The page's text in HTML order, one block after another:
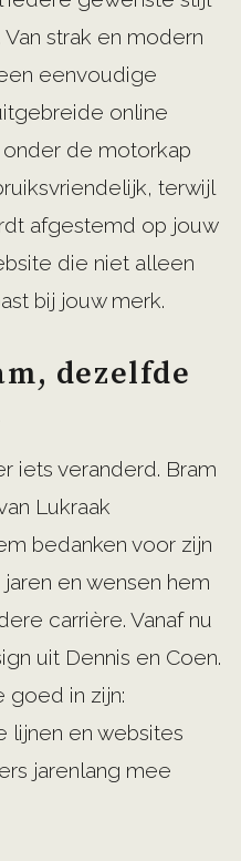
strak en modern
eenvoudige
online
de motorkap
terwijl
afgestemd op jouw
die niet alleen
bij jouw merk.
dezelfde
iets veranderd. Bram
Lukraak
bedanken voor zijn
en wensen hem
carrière. Vanaf nu
uit Dennis en Coen.
goed in zijn:
lijnen en websites
jarenlang mee